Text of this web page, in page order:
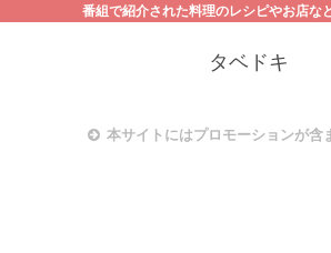
番組で紹介された料理のレシピやお店な
タベドキ
本サイトにはプロモーションが含